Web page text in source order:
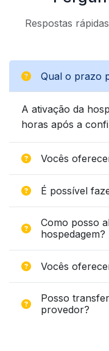
Respostas
Qual o prazo
A ativação da
horas após a
Vocês
É possível
Como posso
hospedagem?
Vocês
Posso
provedor?